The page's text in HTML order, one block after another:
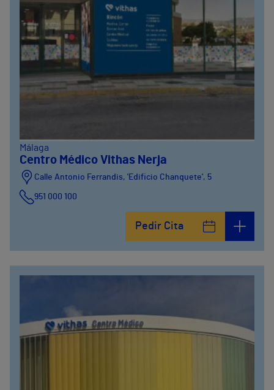
Málaga
Centro Médico Vithas Nerja
Calle Antonio Ferrandis, 'Edificio Chanquete', 5
951 000 100
Pedir Cita